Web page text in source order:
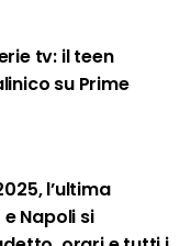
tv: il teen
su Prime
l’ultima
Napoli si